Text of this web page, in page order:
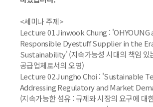
<세미나 주제>
Lecture 01 Jinwook Chung : 'OHYOUNG
Responsible Dyestuff Supplier in the
Sustainability'(지속가능성 시대의 책임 있
공급업체로서의 오영)
Lecture 02 Jungho Choi : 'Sustainable
Addressing Regulatory and Market
(지속가능한 섬유 : 규제와 시장의 요구에 대